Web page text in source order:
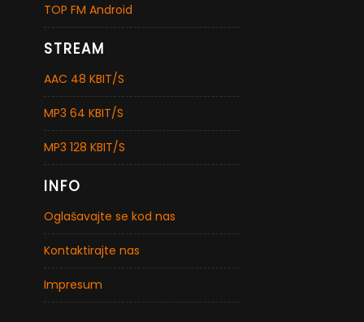
TOP FM Android
STREAM
AAC 48 KBIT/S
MP3 64 KBIT/S
MP3 128 KBIT/S
INFO
Oglašavajte se kod nas
Kontaktirajte nas
Impresum